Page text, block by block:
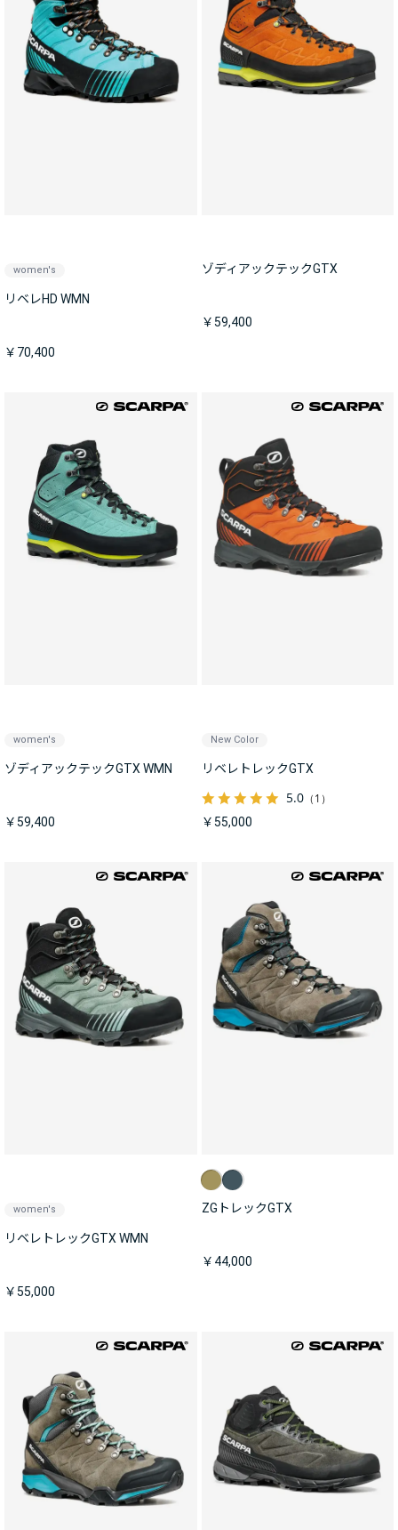
women's
リベレHD WMN
￥70,400
ゾディアックテックGTX
￥59,400
women's
ゾディアックテックGTX WMN
￥59,400
New Color
リベレトレックGTX
5.0（1）
￥55,000
women's
リベレトレックGTX WMN
￥55,000
ZGトレックGTX
￥44,000